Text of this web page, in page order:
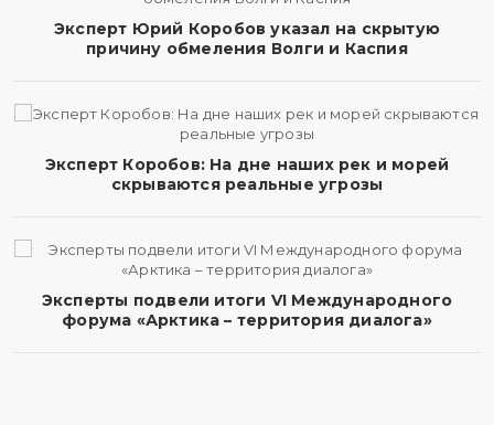
Эксперт Юрий Коробов указал на скрытую
причину обмеления Волги и Каспия
Эксперт Коробов: На дне наших рек и морей
скрываются реальные угрозы
Эксперты подвели итоги VI Международного
форума «Арктика – территория диалога»